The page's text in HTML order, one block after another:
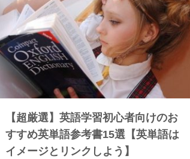
【超厳選】英語学習初心者向けのお
すすめ英単語参考書15選【英単語は
イメージとリンクしよう】